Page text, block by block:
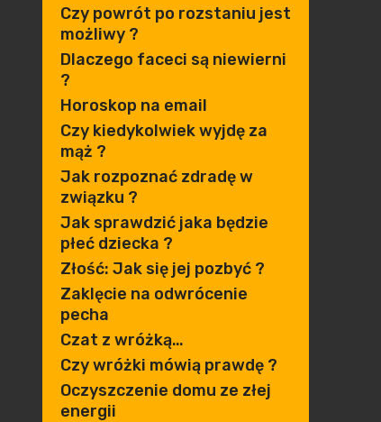
Czy powrót po rozstaniu jest
możliwy ?
Dlaczego faceci są niewierni
?
Horoskop na email
Czy kiedykolwiek wyjdę za
mąż ?
Jak rozpoznać zdradę w
związku ?
Jak sprawdzić jaka będzie
płeć dziecka ?
Złość: Jak się jej pozbyć ?
Zaklęcie na odwrócenie
pecha
Czat z wróżką…
Czy wróżki mówią prawdę ?
Oczyszczenie domu ze złej
energii